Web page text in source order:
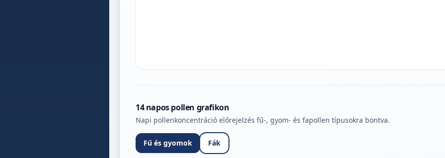
14 napos pollen grafikon
Napi pollenkoncentráció előrejelzés fű-, gyom- és fapollen típusokra bontva.
Fű és gyomok Fák